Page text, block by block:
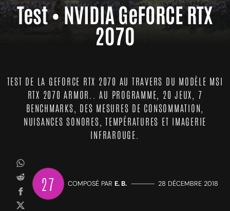
Test • NVIDIA GeFORCE RTX
2070
TEST DE LA GEFORCE RTX 2070 AU TRAVERS DU MODÈLE MSI
RTX 2070 ARMOR.. AU PROGRAMME, 20 JEUX, 7
BENCHMARKS, DES MESURES DE CONSOMMATION,
NUISANCES SONORES, TEMPÉRATURES ET IMAGERIE
INFRAROUGE.
27 COMPOSÉ PAR E. B. ————— 28 DÉCEMBRE 2018